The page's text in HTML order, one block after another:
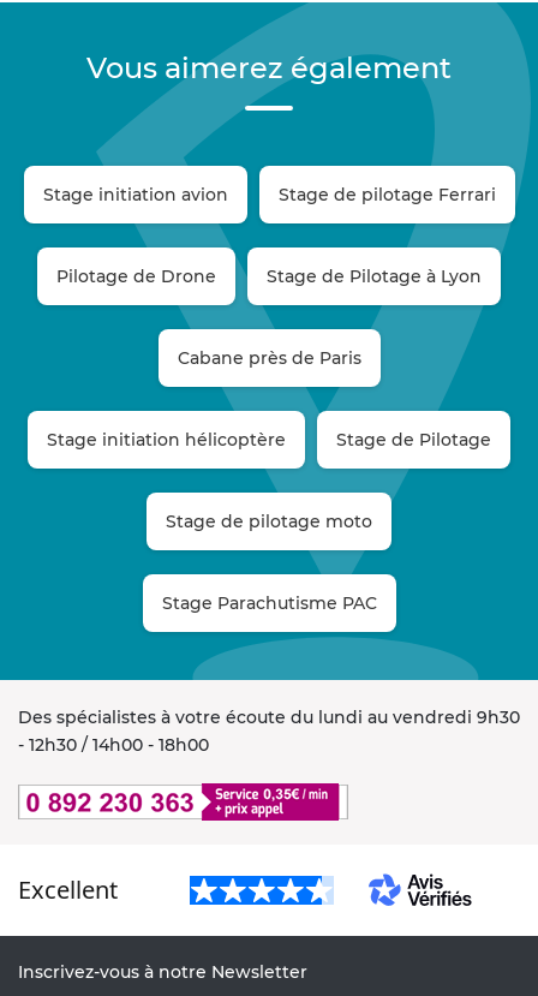
Vous aimerez également
Stage initiation avion Stage de pilotage Ferrari
Pilotage de Drone Stage de Pilotage à Lyon
Cabane près de Paris
Stage initiation hélicoptère Stage de Pilotage
Stage de pilotage moto
Stage Parachutisme PAC
Des spécialistes à votre écoute du lundi au vendredi 9h30
- 12h30 / 14h00 - 18h00
Excellent
Inscrivez-vous à notre Newsletter